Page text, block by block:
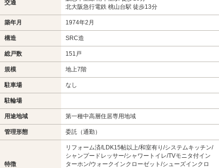
交通
北大阪急行電鉄 桃山台駅 徒歩13分
築年月 1974年2月
構造 SRC造
総戸数 151戸
規模 地上7階
駐車場 なし
駐輪場
用途地域 第一種中高層住居専用地域
管理形態 委託（通勤）
特徴
リフォーム済/LDK15帖以上/和室有り/システムキッチン/
シャンプードレッサー/シャワートイレ/TVモニタ付イン
ターホン/ウォークインクローゼット/シューズインクロ